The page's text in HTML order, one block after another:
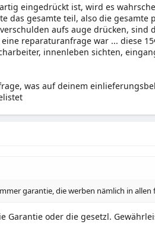
eingedrückt ist, wird es
das gesamte teil, also die gesamte
aufs auge drücken, sind
reparaturanfrage war ... diese
innenleben sichten,
was auf deinem
garantie, die werben nämlich in
Garantie oder die gesetzl.